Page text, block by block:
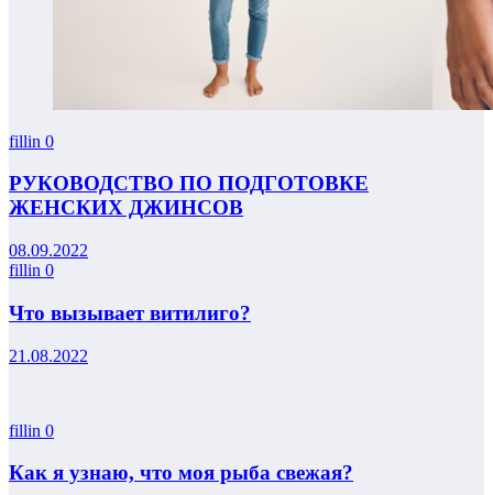
fillin 0
РУКОВОДСТВО ПО ПОДГОТОВКЕ
ЖЕНСКИХ ДЖИНСОВ
08.09.2022
fillin 0
Что вызывает витилиго?
21.08.2022
fillin 0
Как я узнаю, что моя рыба свежая?